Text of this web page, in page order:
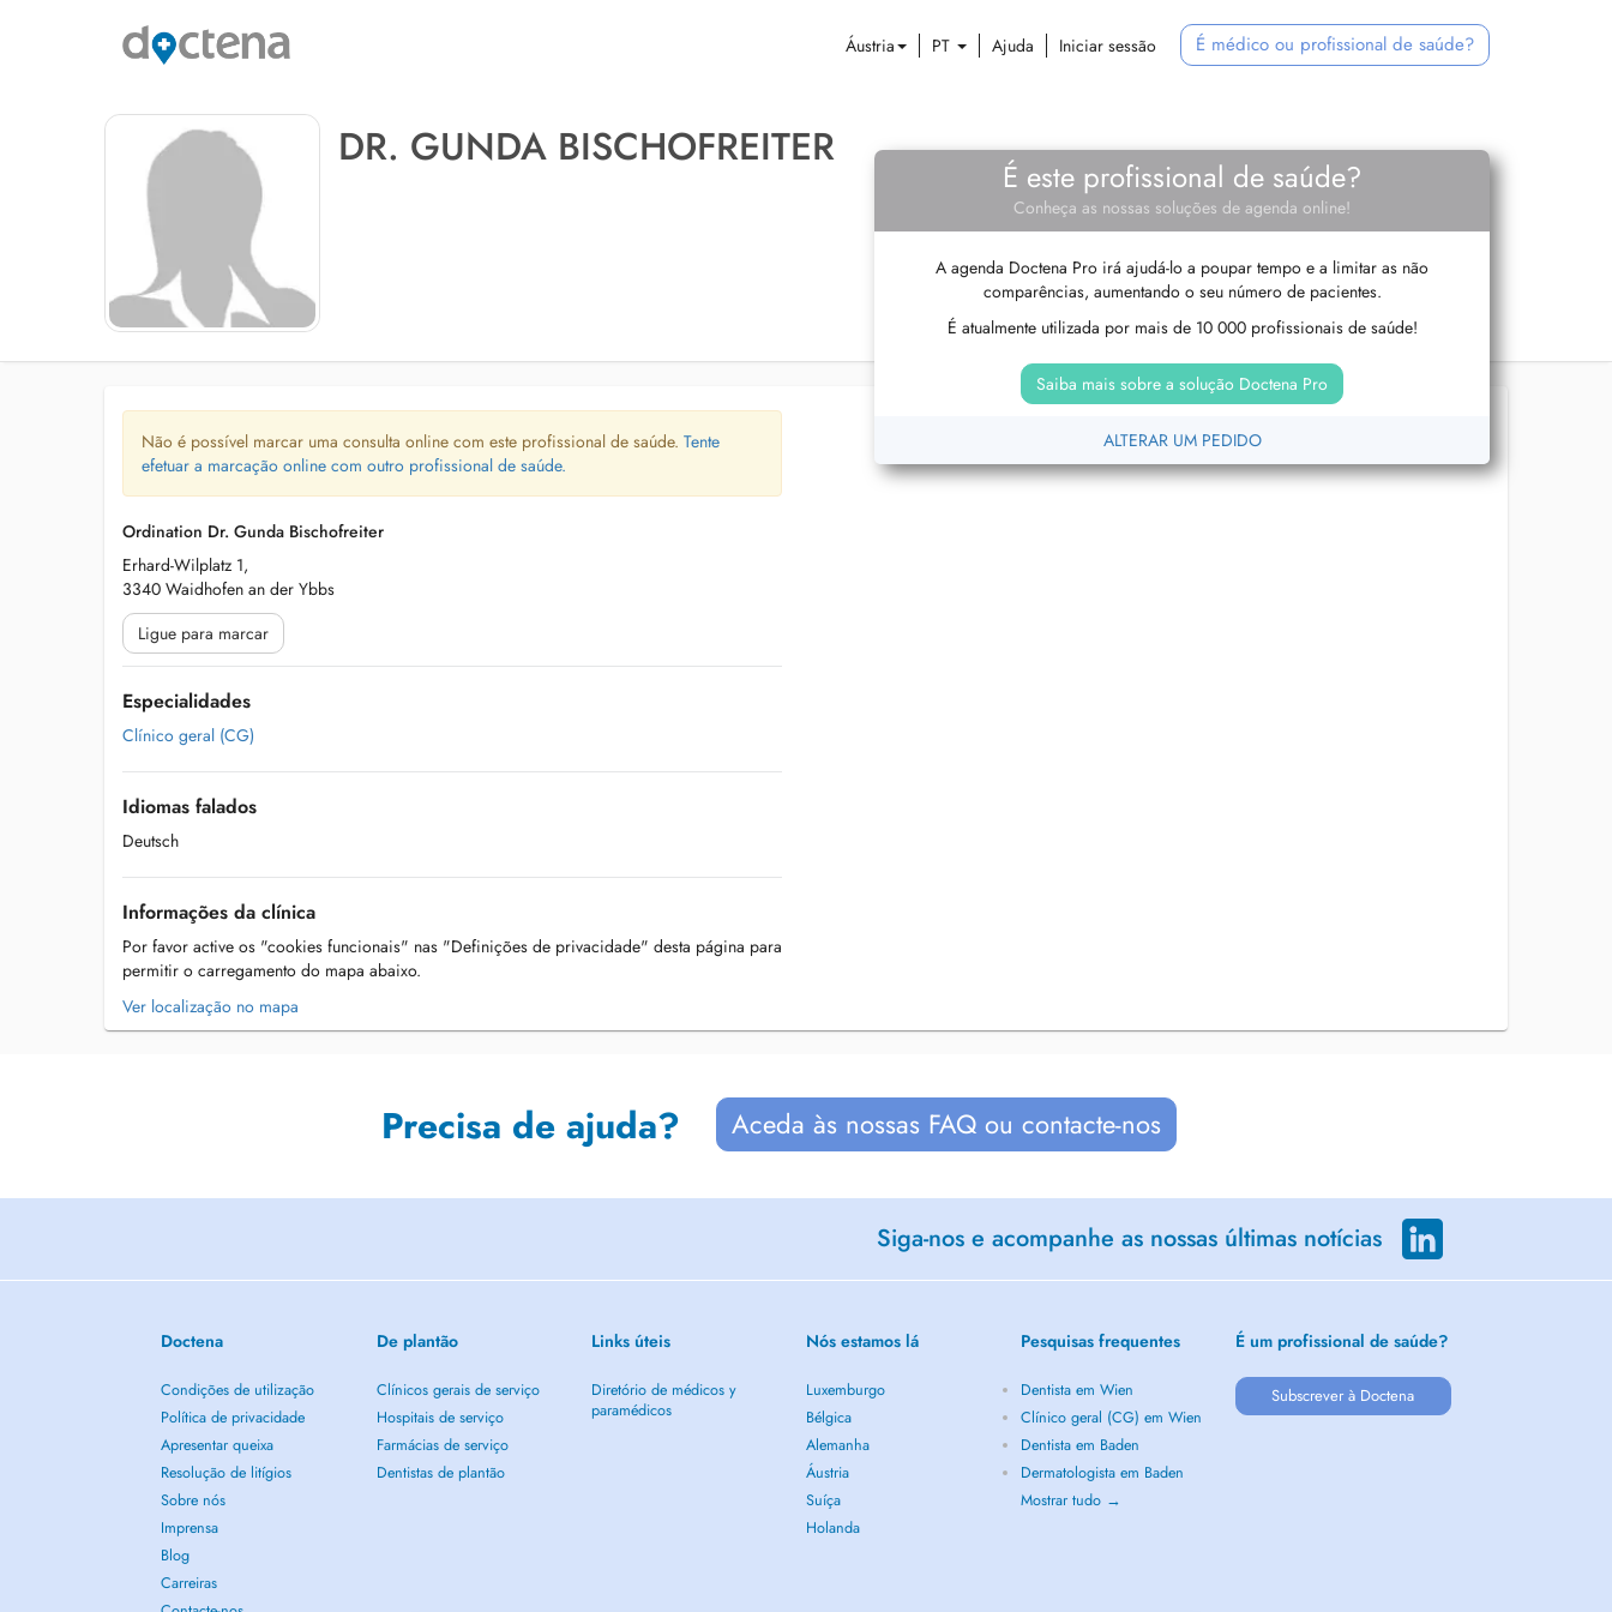
Áustria PT Ajuda Iniciar sessão É médico ou profissional de saúde?
DR. GUNDA BISCHOFREITER
É este profissional de saúde?
Conheça as nossas soluções de agenda online!
A agenda Doctena Pro irá ajudá-lo a poupar tempo e a limitar as não
comparências, aumentando o seu número de pacientes.
É atualmente utilizada por mais de 10 000 profissionais de saúde!
Saiba mais sobre a solução Doctena Pro
ALTERAR UM PEDIDO
Não é possível marcar uma consulta online com este profissional de saúde. Tente
efetuar a marcação online com outro profissional de saúde.
Ordination Dr. Gunda Bischofreiter
Erhard-Wilplatz 1,
3340 Waidhofen an der Ybbs
Ligue para marcar
Especialidades
Clínico geral (CG)
Idiomas falados
Deutsch
Informações da clínica
Por favor active os "cookies funcionais" nas "Definições de privacidade" desta página para
permitir o carregamento do mapa abaixo.
Ver localização no mapa
Precisa de ajuda? Aceda às nossas FAQ ou contacte-nos
Siga-nos e acompanhe as nossas últimas notícias
Doctena
Condições de utilização
Política de privacidade
Apresentar queixa
Resolução de litígios
Sobre nós
Imprensa
Blog
Carreiras
De plantão
Clínicos gerais de serviço
Hospitais de serviço
Farmácias de serviço
Dentistas de plantão
Links úteis
Diretório de médicos y
paramédicos
Nós estamos lá
Luxemburgo
Bélgica
Alemanha
Áustria
Suíça
Holanda
Pesquisas frequentes
Dentista em Wien
Clínico geral (CG) em Wien
Dentista em Baden
Dermatologista em Baden
Mostrar tudo →
É um profissional de saúde?
Subscrever à Doctena